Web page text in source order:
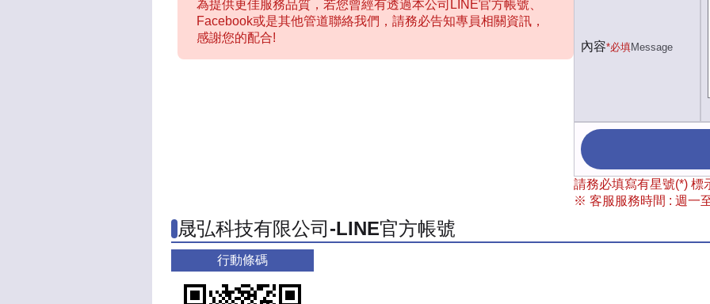
為提供更佳服務品質，若您曾經有透過本公司LINE官方帳號、
Facebook或是其他管道聯絡我們，請務必告知專員相關資訊，
感謝您的配合!
內容*必填Message
請務必填寫有星號(*) 標
※ 客服服務時間 : 週一
晟弘科技有限公司-LINE官方帳號
行動條碼